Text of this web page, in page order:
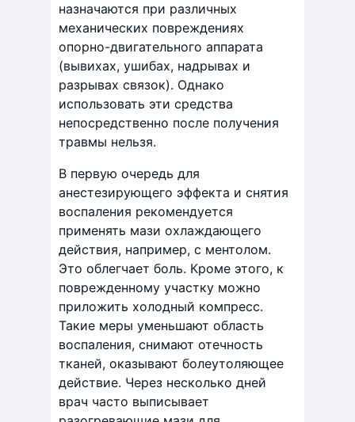
назначаются при различных
механических повреждениях
опорно-двигательного аппарата
(вывихах, ушибах, надрывах и
разрывах связок). Однако
использовать эти средства
непосредственно после получения
травмы нельзя.
В первую очередь для
анестезирующего эффекта и снятия
воспаления рекомендуется
применять мази охлаждающего
действия, например, с ментолом.
Это облегчает боль. Кроме этого, к
поврежденному участку можно
приложить холодный компресс.
Такие меры уменьшают область
воспаления, снимают отечность
тканей, оказывают болеутоляющее
действие. Через несколько дней
врач часто выписывает